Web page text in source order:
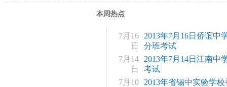
本周热点
7月16
日
2013年7月16日侨谊中
分班考试
7月14
日
2013年7月14日江南中
考试
7月10
2013年省锡中实验学